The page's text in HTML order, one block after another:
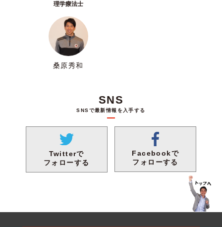
理学療法士
桑原秀和
SNS
SNSで最新情報を入手する
Twitterで
フォローする
Facebookで
フォローする